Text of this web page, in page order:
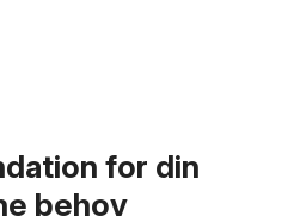
for din
behov